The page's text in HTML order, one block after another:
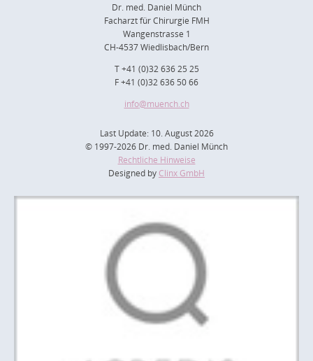
Dr. med. Daniel Münch
Facharzt für Chirurgie FMH
Wangenstrasse 1
CH-4537 Wiedlisbach/Bern
T +41 (0)32 636 25 25
F +41 (0)32 636 50 66
info@muench.ch
Last Update: 10. August 2026
© 1997-2026 Dr. med. Daniel Münch
Rechtliche Hinweise
Designed by Clinx GmbH